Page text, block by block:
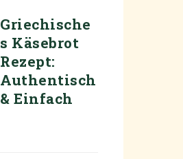
Griechische
s Käsebrot
Rezept:
Authentisch
& Einfach